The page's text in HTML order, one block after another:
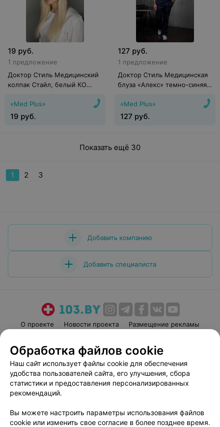
19 руб.
1 предложение
Доктор Стиль Медицинский
колпак Cтайл, белый КО
«Med Plus»
19 руб.
127 руб.
1 предложение
Доктор Стиль Медицинская
блуза «Алекс» темно-синяя
«Med Plus»
127 руб.
Показать ещё 30
1 2 3
Добавить компанию
Добавить специалиста
О проекте Новости проекта
Размещение рекламы
Пользовательское соглашение
Способы оплаты
Вакансии
Партнеры
Написать руководителю 103.by
Обработка персональных данных
Обработка файлов cookie
Наш сайт использует файлы cookie для обеспечения
удобства пользователей сайта, его улучшения, сбора
статистики и предоставления персонализированных
рекомендаций.
Вы можете настроить параметры использования файлов
cookie или изменить свое согласие в более позднее время.